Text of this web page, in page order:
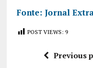
Fonte: Jornal
POST VIEWS: 9
Previous